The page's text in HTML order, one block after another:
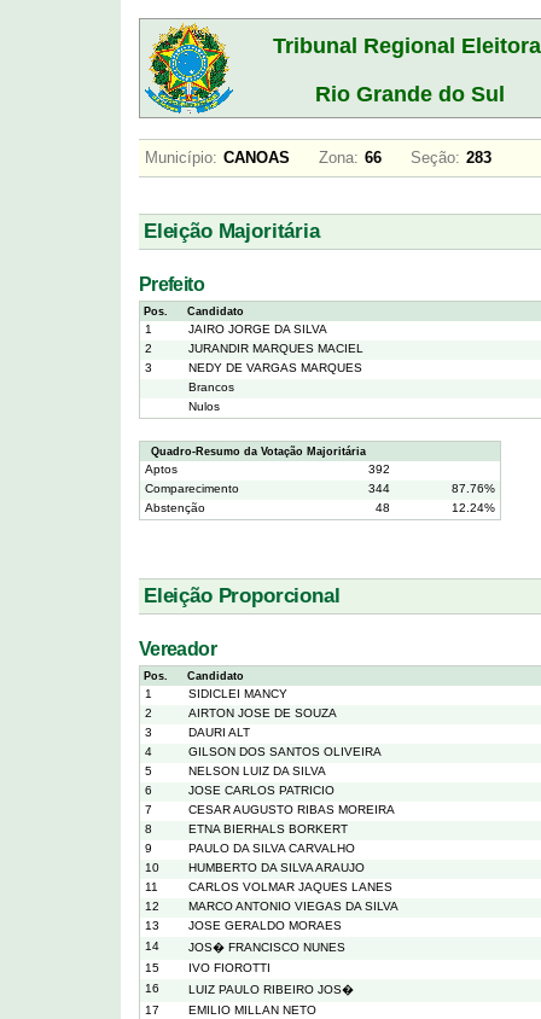
Tribunal Regional
Rio Grande do Sul
Município: CANOAS Zona: 66 Seção: 283
Eleição Majoritária
Prefeito
Pos. Candidato
1
JAIRO JORGE DA SILVA
2
JURANDIR MARQUES MACIEL
3
NEDY DE VARGAS MARQUES
Brancos
Nulos
Quadro-Resumo da Votação Majoritária
Aptos
392
Comparecimento
344
87.76%
Abstenção
48 12.24%
Eleição Proporcional
Vereador
Pos. Candidato
1
SIDICLEI MANCY
2
AIRTON JOSE DE SOUZA
3
DAURI ALT
4
GILSON DOS SANTOS OLIVEIRA
5
NELSON LUIZ DA SILVA
6
JOSE CARLOS PATRICIO
7
CESAR AUGUSTO RIBAS MOREIRA
8
ETNA BIERHALS BORKERT
9
PAULO DA SILVA CARVALHO
10
HUMBERTO DA SILVA ARAUJO
11
CARLOS VOLMAR JAQUES LANES
12
MARCO ANTONIO VIEGAS DA SILVA
13
JOSE GERALDO MORAES
14
JOS� FRANCISCO NUNES
15
IVO FIOROTTI
16
LUIZ PAULO RIBEIRO JOS�
17
EMILIO MILLAN NETO